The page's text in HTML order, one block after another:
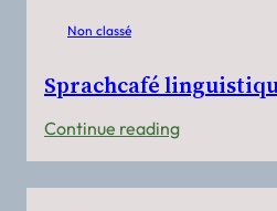
Cologne
Non classé
Sprachcafé
Continue reading:
Sprachcafé
linguistique